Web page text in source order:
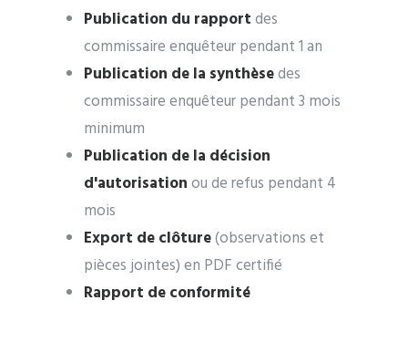
Publication du rapportdes
commissaire enquêteur pendant 1 an
Publication de la synthèsedes
commissaire enquêteur pendant 3 mois
minimum
Publication de la décision
d'autorisationou de refus pendant 4
mois
Export de clôture(observations et
pièces jointes) en PDF certifié
Rapport de conformité